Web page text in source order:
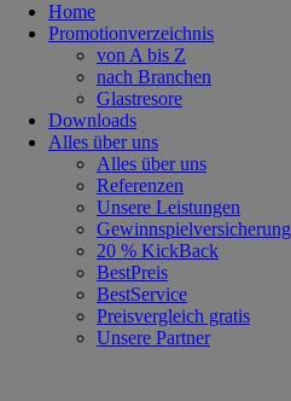
Home
Promotionverzeichnis
von A bis Z
nach Branchen
Glastresore
Downloads
Alles über uns
Alles über uns
Referenzen
Unsere Leistungen
Gewinnspielversicherung
20 % KickBack
BestPreis
BestService
Preisvergleich gratis
Unsere Partner